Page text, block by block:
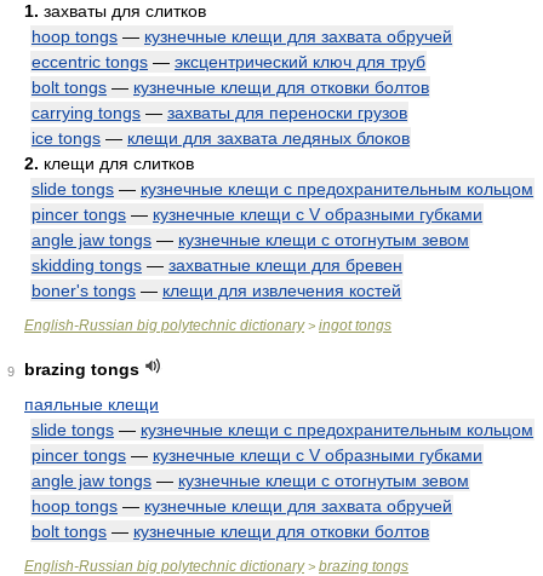
1. захваты для слитков
hoop tongs — кузнечные клещи для захвата обручей
eccentric tongs — эксцентрический ключ для труб
bolt tongs — кузнечные клещи для отковки болтов
carrying tongs — захваты для переноски грузов
ice tongs — клещи для захвата ледяных блоков
2. клещи для слитков
slide tongs — кузнечные клещи с предохранительным кольцом
pincer tongs — кузнечные клещи с V образными губками
angle jaw tongs — кузнечные клещи с отогнутым зевом
skidding tongs — захватные клещи для бревен
boner's tongs — клещи для извлечения костей
English-Russian big polytechnic dictionary> ingot tongs
9
brazing tongs
паяльные клещи
slide tongs — кузнечные клещи с предохранительным кольцом
pincer tongs — кузнечные клещи с V образными губками
angle jaw tongs — кузнечные клещи с отогнутым зевом
hoop tongs — кузнечные клещи для захвата обручей
bolt tongs — кузнечные клещи для отковки болтов
English-Russian big polytechnic dictionary> brazing tongs